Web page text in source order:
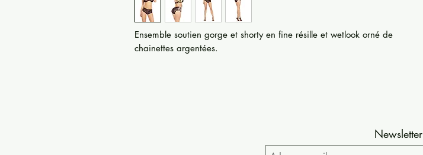
Ensemble soutien gorge et shorty en fine résille et wetlook orné de
chainettes argentées.
Newsletter